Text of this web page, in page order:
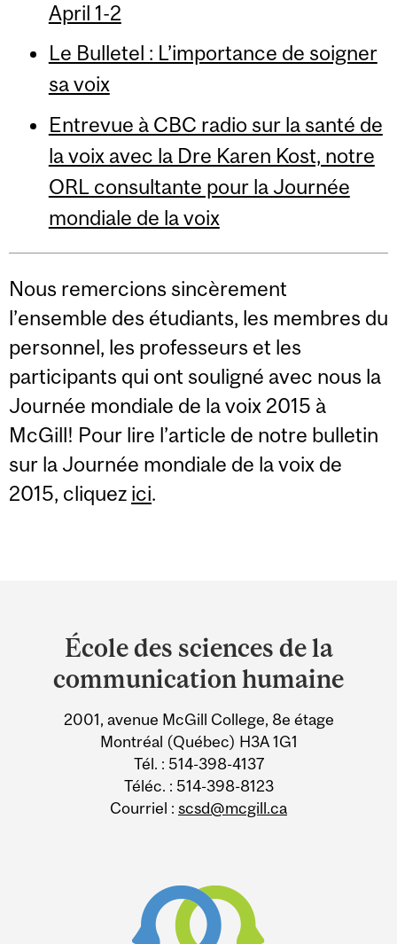
April 1-2
Le Bulletel : L’importance de soigner
sa voix
Entrevue à CBC radio sur la santé de
la voix avec la Dre Karen Kost, notre
ORL consultante pour la Journée
mondiale de la voix
Nous remercions sincèrement
l’ensemble des étudiants, les membres du
personnel, les professeurs et les
participants qui ont souligné avec nous la
Journée mondiale de la voix 2015 à
McGill! Pour lire l’article de notre bulletin
sur la Journée mondiale de la voix de
2015, cliquez ici.
University
Information
École des sciences de la
communication humaine
2001, avenue McGill College, 8e étage
Montréal (Québec) H3A 1G1
Tél. : 514-398-4137
Téléc. : 514-398-8123
Courriel : scsd@mcgill.ca